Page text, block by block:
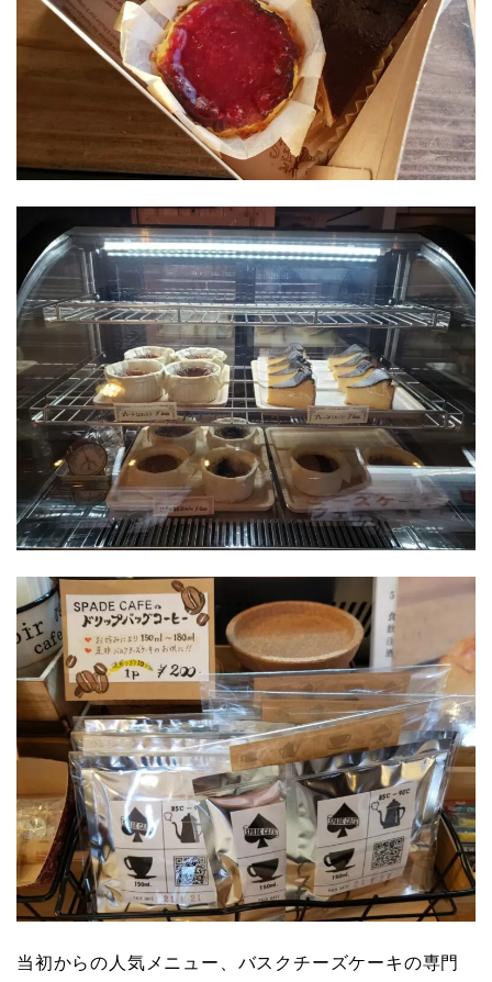
当初からの人気メニュー、バスクチーズケーキの専門